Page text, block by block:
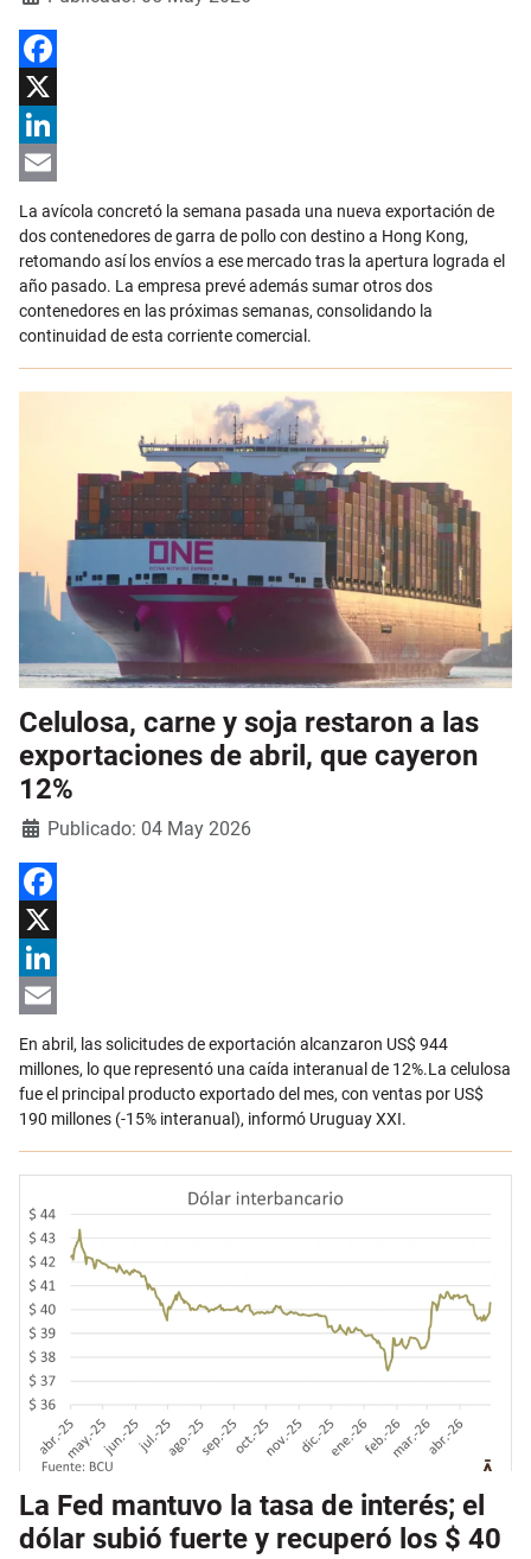
Facebook
X
LinkedIn
La avícola concretó la semana pasada una nueva exportación de
dos contenedores de garra de pollo con destino a Hong Kong,
retomando así los envíos a ese mercado tras la apertura lograda el
año pasado. La empresa prevé además sumar otros dos
contenedores en las próximas semanas, consolidando la
continuidad de esta corriente comercial.
Celulosa, carne y soja restaron a las
exportaciones de abril, que cayeron
12%
DetallesPublicado: 04 May 2026
Facebook
X
LinkedIn
Email
En abril, las solicitudes de exportación alcanzaron US$ 944
millones, lo que representó una caída interanual de 12%.La celulosa
fue el principal producto exportado del mes, con ventas por US$
190 millones (-15% interanual), informó Uruguay XXI.
La Fed mantuvo la tasa de interés; el
dólar subió fuerte y recuperó los $ 40